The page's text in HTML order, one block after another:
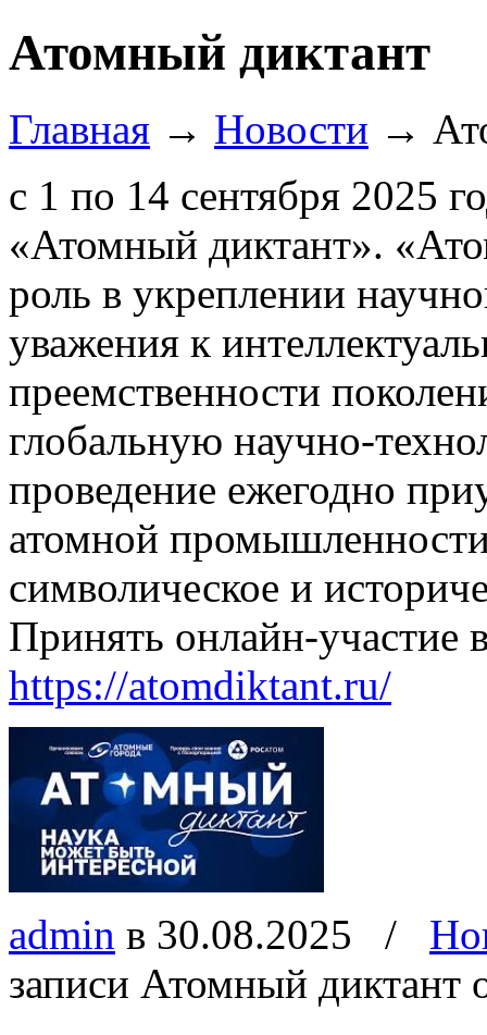
Атомный диктант
Главная → Новости →
с 1 по 14 сентября 2025
«Атомный диктант».
роль в укреплении
уважения к
преемственности
глобальную научно-
проведение ежегодно
атомной
символическое и
Принять онлайн-участие
https://atomdiktant.ru/
admin в 30.08.2025 /
записи Атомный диктант